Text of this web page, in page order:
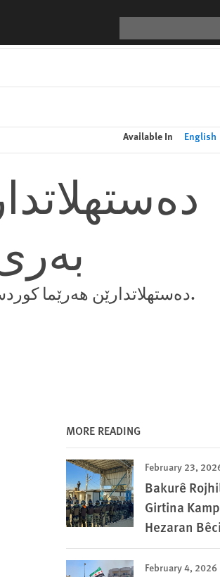
Available In English
ده‌ستهلاتدارێن هه‌رێما کوردستانێ نه‌رازیبوونان ژناڤ دبه‌ن و پێشوه‌خت هه‌وێن گرتنێ ئه‌نجام دده‌ن.
MORE READING
February 23,
Bakurê
Girtina
Hezaran
February 4, 2026